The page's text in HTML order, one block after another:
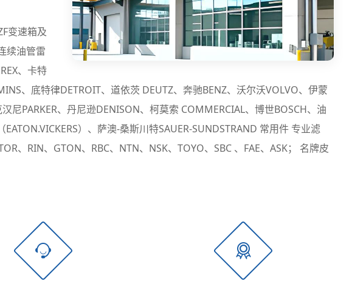
变速箱及
续油管雷
、卡特
、底特律DETROIT、道依茨 DEUTZ、奔驰BENZ、沃尔沃VOLVO、伊蒙
PARKER、丹尼逊DENISON、柯莫索 COMMERCIAL、博世BOSCH、油
）、萨澳-桑斯川特SAUER-SUNDSTRAND 常用件 专业滤
、RIN、GTON、RBC、NTN、NSK、TOYO、SBC 、FAE、ASK； 名牌皮